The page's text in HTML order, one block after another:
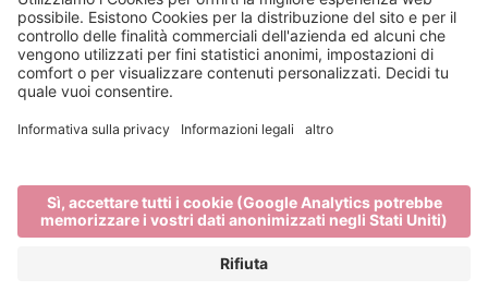
Info & Service
Bressanone Turismo viene sostenuto da: